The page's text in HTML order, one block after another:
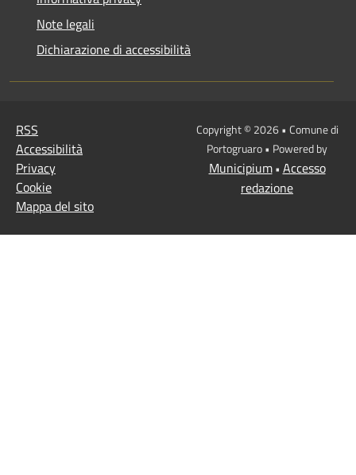
Note legali
Dichiarazione di accessibilità
RSS
Accessibilità
Privacy
Cookie
Mappa del sito
Copyright © 2026 • Comune di
Portogruaro • Powered by
Municipium• Accesso
redazione